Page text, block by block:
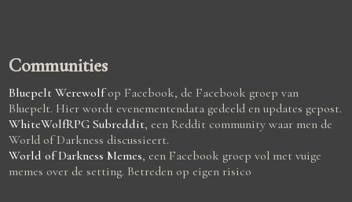
Communities
Bluepelt Werewolfop Facebook, de Facebook groep van
Bluepelt. Hier wordt evenementendata gedeeld en updates gepost.
WhiteWolfRPG Subreddit, een Reddit community waar men de
World of Darkness discussieert.
World of Darkness Memes, een Facebook groep vol met vuige
memes over de setting. Betreden op eigen risico